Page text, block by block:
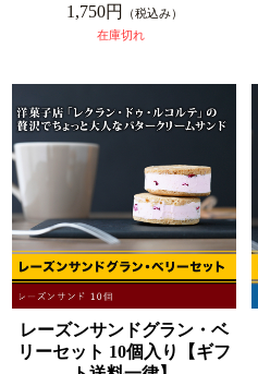
1,750円
（税込み）
在庫切れ
レーズンサンドグラン・ベ
リーセット 10個入り【ギフ